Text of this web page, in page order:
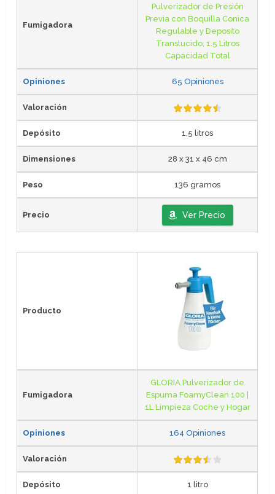
Fumigadora
Pulverizador de Presión
Previa con Boquilla Conica
Regulable y Deposito
Translucido, 1.5 Litros
Capacidad Total
Opiniones 65 Opiniones
Valoración
Depósito 1,5 litros
Dimensiones 28 x 31 x 46 cm
Peso 136 gramos
Precio Ver Precio
Producto
Fumigadora
GLORIA Pulverizador de
Espuma FoamyClean 100 |
1L Limpieza Coche y Hogar
Opiniones 164 Opiniones
Valoración
Depósito 1 litro